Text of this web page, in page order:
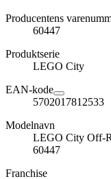
Producentens
60447
Produktserie
LEGO City
EAN-kode
5702017812533
Modelnavn
LEGO City Off-
60447
Franchise